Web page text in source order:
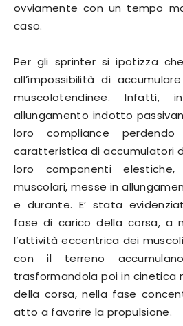
ovviamente con un tempo
caso.
Per gli sprinter si ipotizza
all’impossibilità di
muscolotendinee.
allungamento indotto
loro compliance
caratteristica di accumulatori
loro componenti
muscolari, messe in
e durante. E’ stata
fase di carico della corsa, a
l’attività eccentrica dei
con il terreno
trasformandola poi in cinetica
della corsa, nella fase
atto a favorire la propulsione.